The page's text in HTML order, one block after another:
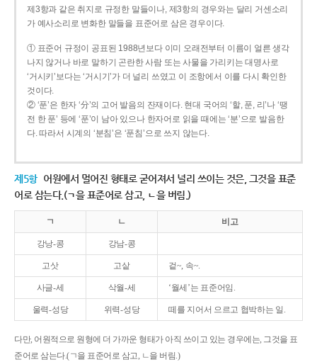
제3항과 같은 취지로 규정한 말들이나, 제3항의 경우와는 달리 거센소리
가 예사소리로 변화한 말들을 표준어로 삼은 경우이다.
① 표준어 규정이 공표된 1988년보다 이미 오래전부터 이름이 얼른 생각
나지 않거나 바로 말하기 곤란한 사람 또는 사물을 가리키는 대명사로
‘거시키’보다는 ‘거시기’가 더 널리 쓰였고 이 조항에서 이를 다시 확인한
것이다.
② ‘푼’은 한자 ‘分’의 고어 발음의 잔재이다. 현대 국어의 ‘할, 푼, 리’나 ‘땡
전 한 푼’ 등에 ‘푼’이 남아 있으나 한자어로 읽을 때에는 ‘분’으로 발음한
다. 따라서 시계의 ‘분침’은 ‘푼침’으로 쓰지 않는다.
제5항 어원에서 멀어진 형태로 굳어져서 널리 쓰이는 것은, 그것을 표준
어로 삼는다.(ㄱ을 표준어로 삼고, ㄴ을 버림.)
ㄱ ㄴ 비고
강낭-콩 강남-콩
고삿 고샅 겉~, 속~.
사글-세 삭월-세 ‘월세’는 표준어임.
울력-성당 위력-성당 떼를 지어서 으르고 협박하는 일.
다만, 어원적으로 원형에 더 가까운 형태가 아직 쓰이고 있는 경우에는, 그것을 표
준어로 삼는다.(ㄱ을 표준어로 삼고, ㄴ을 버림.)